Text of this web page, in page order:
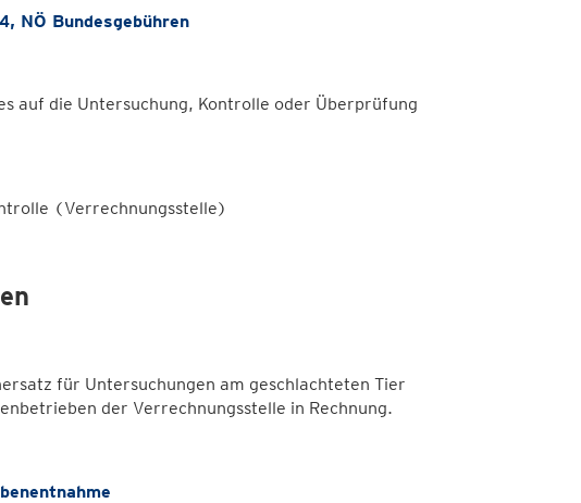
NÖ Bundesgebühren
auf die Untersuchung, Kontrolle oder Überprüfung
(Verrechnungsstelle)
für Untersuchungen am geschlachteten Tier
der Verrechnungsstelle in Rechnung.